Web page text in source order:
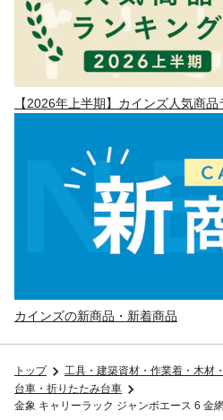
【2026年上半期】カインズ人気商
カインズの新商品・新着商品
トップ 工具・建築資材・作業着・木材
台車・折りたたみ台車
金象 キャリーラック ジャンボエース 6 金